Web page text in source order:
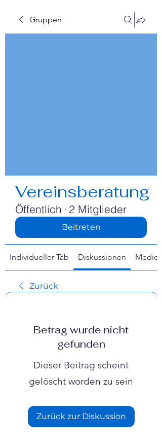
Gruppen
Vereinsberatung
Öffentlich · 2 Mitglieder
Beitreten
Individueller Tab Diskussionen Medien
Zurück
Betrag wurde nicht
gefunden
Dieser Beitrag scheint
gelöscht worden zu sein
Zurück zur Diskussion